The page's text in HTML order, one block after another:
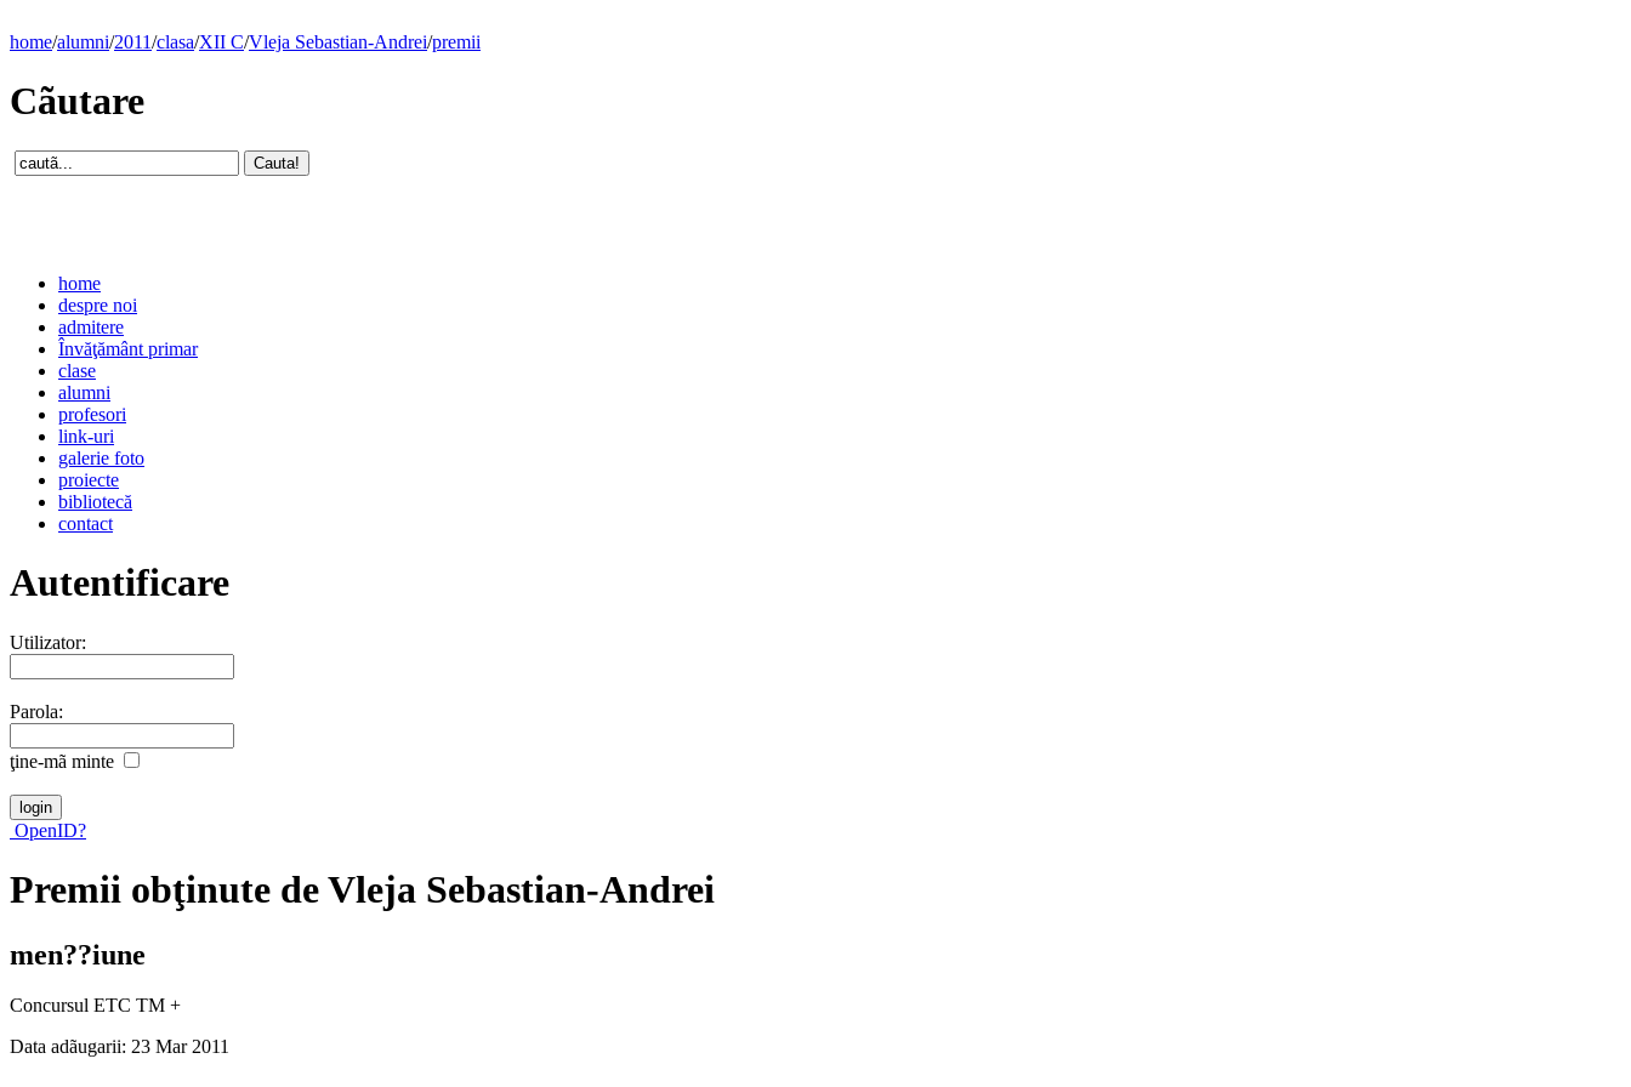
home/alumni/2011/clasa/XII C/Vleja Sebastian-Andrei/premii
Cãutare
home
despre noi
admitere
Învăţământ primar
clase
alumni
profesori
link-uri
galerie foto
proiecte
bibliotecă
contact
Autentificare
Utilizator:
Parola:
ţine-mã minte
OpenID?
Premii obţinute de Vleja Sebastian-Andrei
men??iune
Concursul ETC TM +
Data adãugarii: 23 Mar 2011